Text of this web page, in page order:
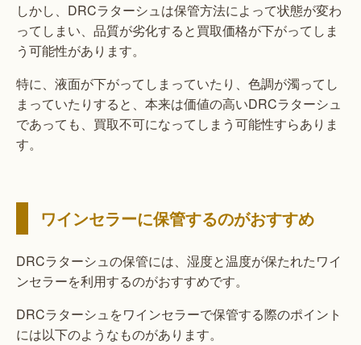
しかし、DRCラターシュは保管方法によって状態が変わ
ってしまい、品質が劣化すると買取価格が下がってしま
う可能性があります。
特に、液面が下がってしまっていたり、色調が濁ってし
まっていたりすると、本来は価値の高いDRCラターシュ
であっても、買取不可になってしまう可能性すらありま
す。
ワインセラーに保管するのがおすすめ
DRCラターシュの保管には、湿度と温度が保たれたワイ
ンセラーを利用するのがおすすめです。
DRCラターシュをワインセラーで保管する際のポイント
には以下のようなものがあります。